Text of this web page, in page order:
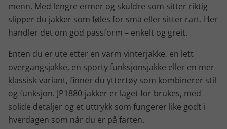
menn. Med lengre ermer og skuldre som sitter riktig
slipper du jakker som føles for små eller sitter rart. Her
handler det om god passform – enkelt og greit.
Enten du er ute etter en varm vinterjakke, en lett
overgangsjakke, en sporty funksjonsjakke eller en mer
klassisk variant, finner du yttertøy som kombinerer stil
og funksjon. JP1880-jakker er laget for brukes, med
solide detaljer og et uttrykk som fungerer like godt i
hverdagen som når du er på farten.